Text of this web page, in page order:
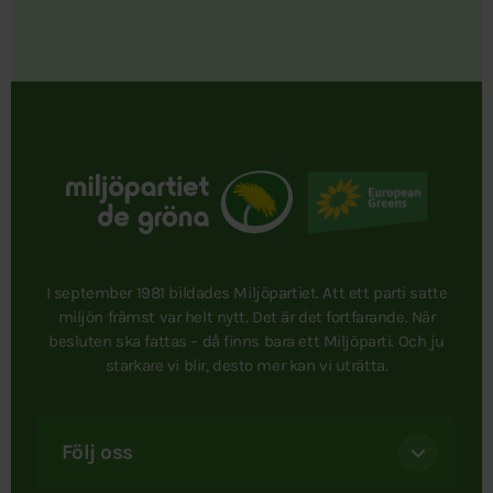
I september 1981 bildades Miljöpartiet. Att ett parti satte
miljön främst var helt nytt. Det är det fortfarande. När
besluten ska fattas – då finns bara ett Miljöparti. Och ju
starkare vi blir, desto mer kan vi uträtta.
Följ oss